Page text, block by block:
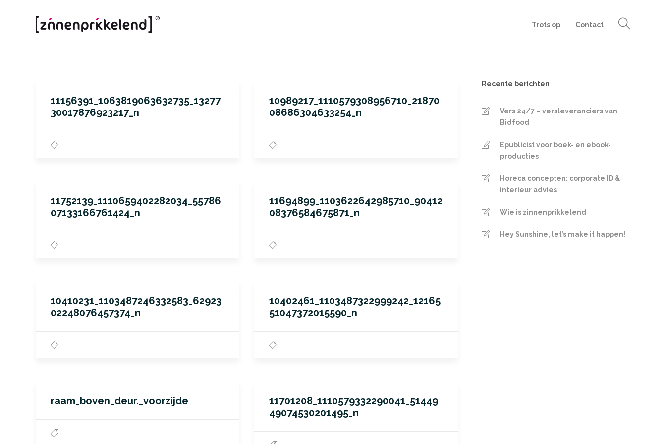
Trots op Contact
11156391_1063819063632735_13277
30017876923217_n
10989217_1110579308956710_21870
08686304633254_n
11752139_1110659402282034_55786
07133166761424_n
11694899_1103622642985710_90412
08376584675871_n
10410231_1103487246332583_62923
02248076457374_n
10402461_1103487322999242_12165
51047372015590_n
raam_boven_deur._voorzijde
11701208_1110579332290041_51449
49074530201495_n
Recente berichten
Vers 24/7 – versleveranciers van
Bidfood
Epublicist voor boek- en ebook-
producties
Horeca concepten: corporate ID &
interieur advies
Wie is zinnenprikkelend
Hey Sunshine, let’s make it happen!